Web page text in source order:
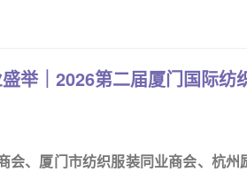
举｜2026第二届厦门国际纺
会、厦门市纺织服装同业商会、杭州